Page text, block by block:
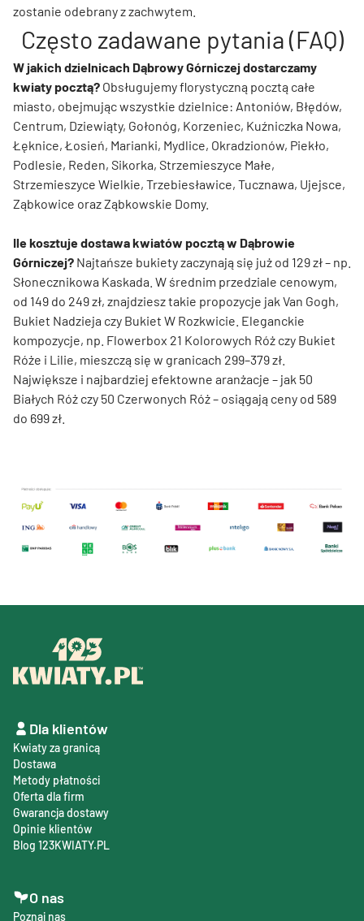
zostanie odebrany z zachwytem.
Często zadawane pytania (FAQ)
W jakich dzielnicach Dąbrowy Górniczej dostarczamy
kwiaty pocztą? Obsługujemy florystyczną pocztą całe
miasto, obejmując wszystkie dzielnice: Antoniów, Błędów,
Centrum, Dziewiąty, Gołonóg, Korzeniec, Kuźniczka Nowa,
Łęknice, Łosień, Marianki, Mydlice, Okradzionów, Piekło,
Podlesie, Reden, Sikorka, Strzemieszyce Małe,
Strzemieszyce Wielkie, Trzebiesławice, Tucznawa, Ujejsce,
Ząbkowice oraz Ząbkowskie Domy.
Ile kosztuje dostawa kwiatów pocztą w Dąbrowie
Górniczej? Najtańsze bukiety zaczynają się już od 129 zł – np.
Słonecznikowa Kaskada. W średnim przedziale cenowym,
od 149 do 249 zł, znajdziesz takie propozycje jak Van Gogh,
Bukiet Nadzieja czy Bukiet W Rozkwicie. Eleganckie
kompozycje, np. Flowerbox 21 Kolorowych Róż czy Bukiet
Róże i Lilie, mieszczą się w granicach 299–379 zł.
Największe i najbardziej efektowne aranżacje – jak 50
Białych Róż czy 50 Czerwonych Róż – osiągają ceny od 589
do 699 zł.
Dla klientów
Kwiaty za granicą
Dostawa
Metody płatności
Oferta dla firm
Gwarancja dostawy
Opinie klientów
Blog 123KWIATY.PL
O nas
Poznaj nas